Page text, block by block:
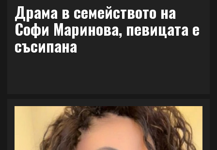
Драма в семейството на
Софи Маринова, певицата е
съсипана